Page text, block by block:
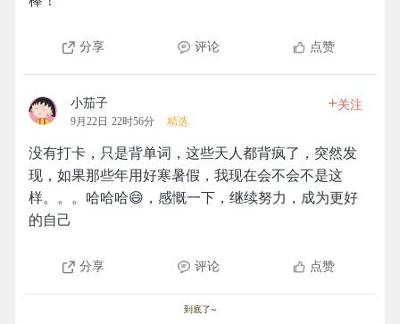
分享 评论 点赞
小茄子
9月22日 22时56分 精选
+关注
没有打卡，只是背单词，这些天人都背疯了，突然发
现，如果那些年用好寒暑假，我现在会不会不是这
样。。。哈哈哈😄，感慨一下，继续努力，成为更好
的自己
分享 评论 点赞
到底了~